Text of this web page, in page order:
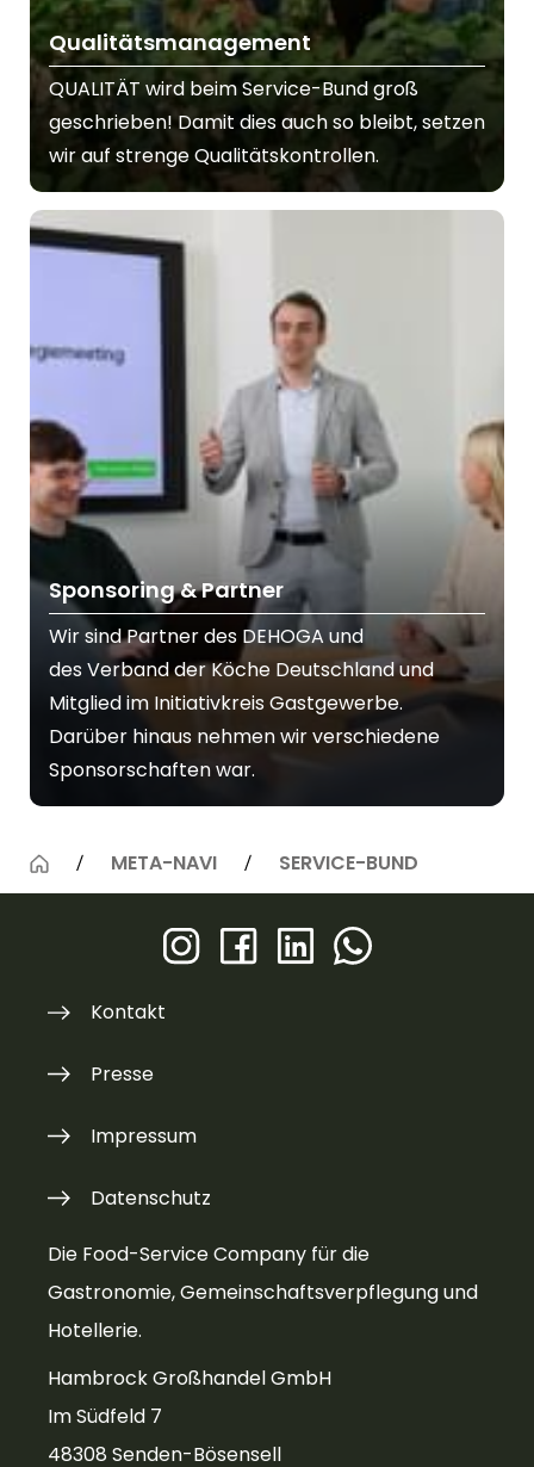
Qualitätsmanagement
QUALITÄT wird beim Service-Bund groß
geschrieben! Damit dies auch so bleibt, setzen
wir auf strenge Qualitätskontrollen.
Sponsoring & Partner
Wir sind Partner des DEHOGA und
des Verband der Köche Deutschlandund
Mitglied im Initiativkreis Gastgewerbe.
Darüber hinaus nehmen wir verschiedene
Sponsorschaften war.
META-NAVI SERVICE-BUND
Die Food-Service Company für die
Gastronomie, Gemeinschaftsverpflegung und
Hotellerie.
Hambrock Großhandel GmbH
Im Südfeld 7
48308 Senden-Bösensell
Kontakt
Presse
Impressum
Datenschutz